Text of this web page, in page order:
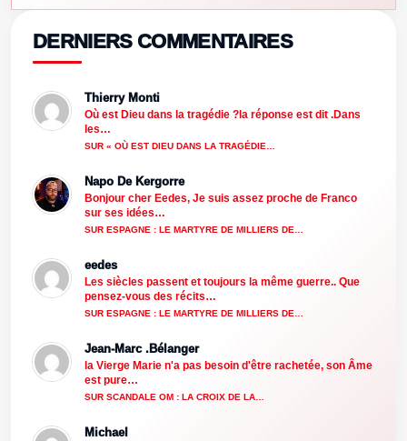
DERNIERS COMMENTAIRES
Thierry Monti
Où est Dieu dans la tragédie ?la réponse est dit .Dans
les…
SUR « OÙ EST DIEU DANS LA TRAGÉDIE…
Napo De Kergorre
Bonjour cher Eedes, Je suis assez proche de Franco
sur ses idées…
SUR ESPAGNE : LE MARTYRE DE MILLIERS DE…
eedes
Les siècles passent et toujours la même guerre.. Que
pensez-vous des récits…
SUR ESPAGNE : LE MARTYRE DE MILLIERS DE…
Jean-Marc .Bélanger
la Vierge Marie n'a pas besoin d'être rachetée, son Âme
est pure…
SUR SCANDALE OM : LA CROIX DE LA…
Michael